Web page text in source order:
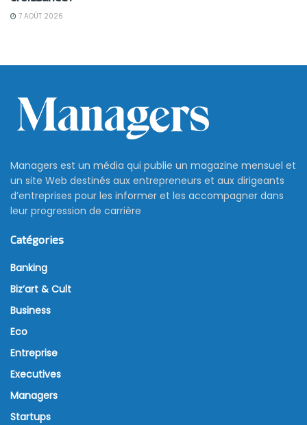
7 AOÛT 2026
Managers est un média qui publie un magazine mensuel et
un site Web destinés aux entrepreneurs et aux dirigeants
d’entreprises pour les informer et les accompagner dans
leur progression de carrière
Catégories
Banking
Biz’art & Cult
Business
Eco
Entreprise
Executives
Managers
Startups